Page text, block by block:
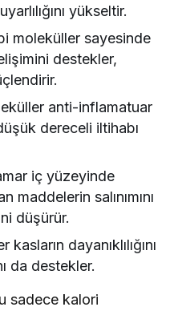
yükseltir.
moleküller sayesinde
destekler,
anti-inflamatuar
dereceli iltihabı
iç yüzeyinde
maddelerin salınımını
düşürür.
dayanıklılığını
da destekler.
sadece kalori